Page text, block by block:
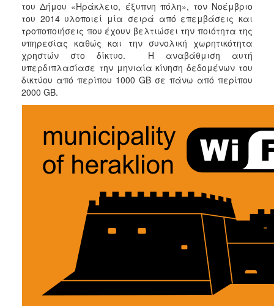
ΕΠΙΣΚΕΠΤΗΣ
ΗΡΑΚΛΕΙΟ
του Δήμου «Ηράκλειο, έξυπνη πόλη», τον Νοέμβριο
του 2014 υλοποιεί μία σειρά από επεμβάσεις και
τροποποιήσεις που έχουν βελτιώσει την ποιότητα της
υπηρεσίας καθώς και την συνολική χωρητικότητα
χρηστών στο δίκτυο. Η αναβάθμιση αυτή
υπερδιπλασίασε την μηνιαία κίνηση δεδομένων του
δικτύου από περίπου 1000 GB σε πάνω από περίπου
2000 GB.